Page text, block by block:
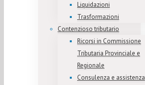
Liquidazioni
Trasformazioni
Contenzioso tributario
Ricorsi in Commissione
Tributaria Provinciale e
Regionale
Consulenza e assistenza